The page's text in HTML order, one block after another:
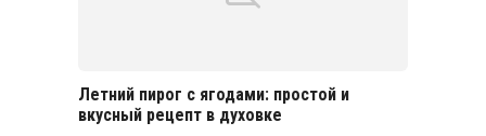
Летний пирог с ягодами: простой и
вкусный рецепт в духовке